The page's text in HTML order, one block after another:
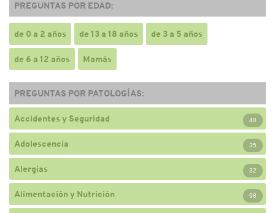
PREGUNTAS POR EDAD:
de 0 a 2 años de 13 a 18 años de 3 a 5 años
de 6 a 12 años Mamás
PREGUNTAS POR PATOLOGÍAS:
Accidentes y Seguridad 48
Adolescencia 35
Alergias 32
Alimentación y Nutrición 98